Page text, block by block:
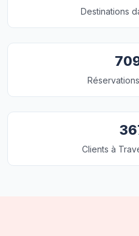
Destinations
Clients à